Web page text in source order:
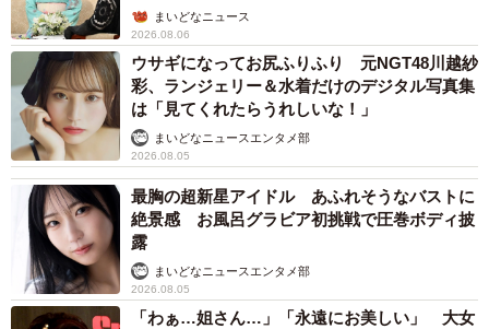
屋】まいどなニュース
2026.08.06
ウサギになってお尻ふりふり 元NGT48川越紗
彩、ランジェリー＆水着だけのデジタル写真集
は「見てくれたらうれしいな！」
まいどなニュースエンタメ部
2026.08.05
最胸の超新星アイドル あふれそうなバストに
絶景感 お風呂グラビア初挑戦で圧巻ボディ披
露
まいどなニュースエンタメ部
2026.08.05
「わぁ…姐さん…」「永遠にお美しい」 大女